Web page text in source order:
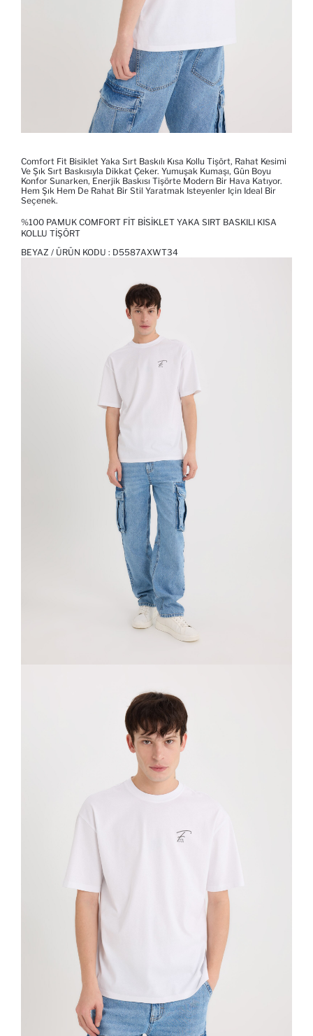
Comfort Fit Bisiklet Yaka Sırt Baskılı Kısa Kollu Tişört, Rahat Kesimi
Ve Şık Sırt Baskısıyla Dikkat Çeker. Yumuşak Kumaşı, Gün Boyu
Konfor Sunarken, Enerjik Baskısı Tişörte Modern Bir Hava Katıyor.
Hem Şık Hem De Rahat Bir Stil Yaratmak Isteyenler Için Ideal Bir
Seçenek.
%100 PAMUK COMFORT FIT BISIKLET YAKA SIRT BASKILI KISA
KOLLU TIŞÖRT
BEYAZ / ÜRÜN KODU : D5587AXWT34